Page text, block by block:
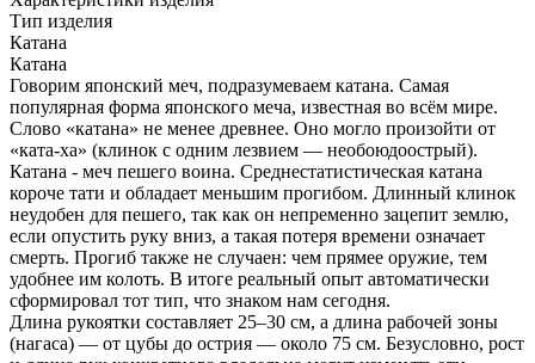
Тип изделия
Катана
Катана
Говорим японский меч, подразумеваем катана. Самая
популярная форма японского меча, известная во всём мире.
Слово «катана» не менее древнее. Оно могло произойти от
«ката-ха» (клинок с одним лезвием — необоюдоострый).
Катана - меч пешего воина. Среднестатистическая катана
короче тати и обладает меньшим прогибом. Длинный клинок
неудобен для пешего, так как он непременно зацепит землю,
если опустить руку вниз, а такая потеря времени означает
смерть. Прогиб также не случаен: чем прямее оружие, тем
удобнее им колоть. В итоге реальный опыт автоматически
сформировал тот тип, что знаком нам сегодня.
Длина рукоятки составляет 25–30 см, а длина рабочей зоны
(нагаса) — от цубы до острия — около 75 см. Безусловно, рост